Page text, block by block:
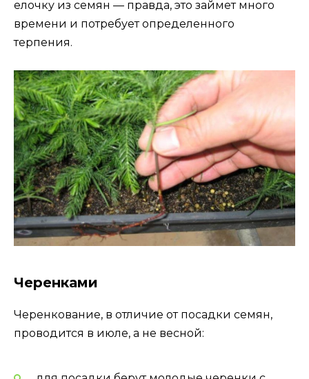
елочку из семян — правда, это займет много
времени и потребует определенного
терпения.
Черенками
Черенкование, в отличие от посадки семян,
проводится в июле, а не весной: